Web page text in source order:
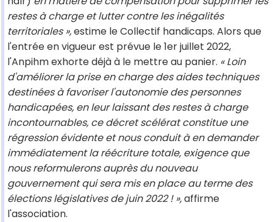
restes à charge et lutter contre les inégalités
territoriales »,estime le Collectif handicaps. Alors que
l'entrée en vigueur est prévue le 1er juillet 2022,
l'Anpihm exhorte déjà à le mettre au panier. « Loin
d'améliorer la prise en charge des aides techniques
destinées à favoriser l'autonomie des personnes
handicapées, en leur laissant des restes à charge
incontournables, ce décret scélérat constitue une
régression évidente et nous conduit à en demander
immédiatement la réécriture totale, exigence que
nous reformulerons auprès du nouveau
gouvernement qui sera mis en place au terme des
élections législatives de juin 2022 ! »,affirme
l'association.